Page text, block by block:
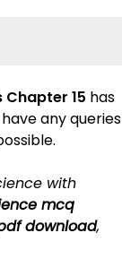
Chapter 15 has
any queries
with
mcq
download,